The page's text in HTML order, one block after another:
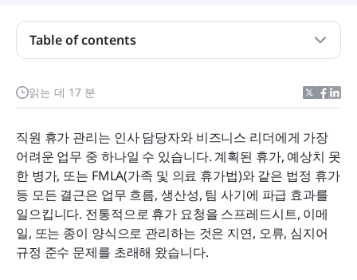
읽는 데 17 분
직원 휴가 관리는 인사 담당자와 비즈니스 리더에게 가장
어려운 업무 중 하나일 수 있습니다. 계획된 휴가, 예상치 못
한 병가, 또는 FMLA(가족 및 의료 휴가법)와 같은 법정 휴가
등 모든 결근은 업무 흐름, 생산성, 팀 사기에 파급 효과를
일으킵니다. 전통적으로 휴가 요청을 스프레드시트, 이메
일, 또는 종이 양식으로 관리하는 것은 지연, 오류, 심지어
규정 준수 문제를 초래해 왔습니다.
Table of contents
휴가 관리 시스템을 도입할 준비가 되었음을 알리는
신호
휴가 관리 시스템의 이점
휴가 관리 시스템에서 확인해야 할 사항
최고의 휴가 관리 시스템 5가지
휴가 관리 시스템 구현 방법
휴가 관리 시스템의 이점을 계산하는 방법